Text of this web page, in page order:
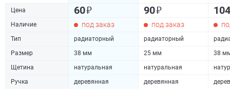
Цена 60₽ 90₽
Наличие под заказ под заказ
Тип радиаторный радиаторный
Размер
38 мм 25 мм
38
Щетина
натуральная натуральная
Ручка
деревянная деревянная